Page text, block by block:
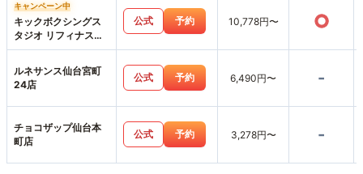
キャンペーン中
キックボクシングス
タジオ リフィナス仙
台店
公式 予約 10,778円〜 ○
ルネサンス仙台宮町
24店
公式 予約 6,490円〜 -
チョコザップ仙台本
町店
公式 予約 3,278円〜 -